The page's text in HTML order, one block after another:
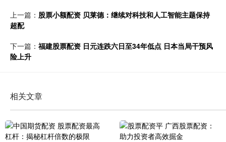
上一篇： 股票小额配资 贝莱德：继续对科技和人工智能主题保持
超配
下一篇： 福建股票配资 日元连跌六日至34年低点 日本当局干预风
险上升
相关文章